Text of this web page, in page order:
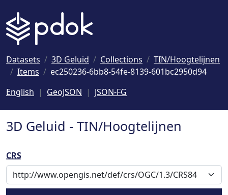
Datasets 3D Geluid Collections
TIN/Hoogtelijnen
Items
ec250236-6bb8-54fe-8139-601bc2950d94
English
GeoJSON JSON-FG
3D Geluid - TIN/Hoogtelijnen
CRS